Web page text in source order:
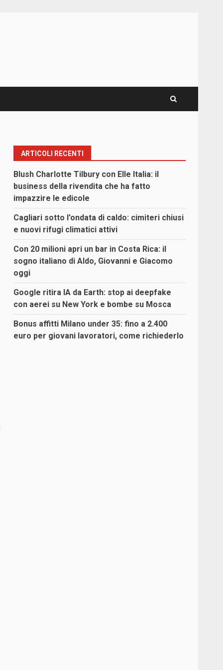
ARTICOLI RECENTI
Blush Charlotte Tilbury con Elle Italia: il
business della rivendita che ha fatto
impazzire le edicole
Cagliari sotto l’ondata di caldo: cimiteri chiusi
e nuovi rifugi climatici attivi
Con 20 milioni apri un bar in Costa Rica: il
sogno italiano di Aldo, Giovanni e Giacomo
oggi
Google ritira IA da Earth: stop ai deepfake
con aerei su New York e bombe su Mosca
Bonus affitti Milano under 35: fino a 2.400
euro per giovani lavoratori, come richiederlo